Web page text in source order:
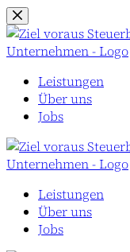
Zum
Inhalt
springen
Leistungen
Über uns
Jobs
Leistungen
Über uns
Jobs